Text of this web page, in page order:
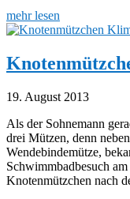
mehr lesen
19. August 2013
Als der Sohnemann
drei Mützen, denn
Wendebindemütze,
Schwimmbadbesuch
Knotenmützchen nach